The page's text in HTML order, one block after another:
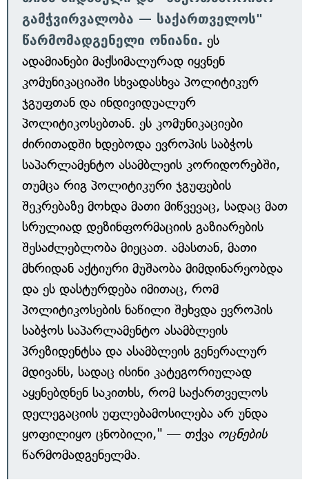
გამჭვირვალობა — საქართველოს"
წარმომადგენელი ონიანი. ეს
ადამიანები მაქსიმალურად იყვნენ
კომუნიკაციაში სხვადასხვა პოლიტიკურ
ჯგუფთან და ინდივიდუალურ
პოლიტიკოსებთან. ეს კომუნიკაციები
ძირითადში ხდებოდა ევროპის საბჭოს
საპარლამენტო ასამბლეის კორიდორებში,
თუმცა რიგ პოლიტიკური ჯგუფების
შეკრებაზე მოხდა მათი მიწვევაც, სადაც მათ
სრულიად დეზინფორმაციის გაზიარების
შესაძლებლობა მიეცათ. ამასთან, მათი
მხრიდან აქტიური მუშაობა მიმდინარეობდა
და ეს დასტურდება იმითაც, რომ
პოლიტიკოსების ნაწილი შეხვდა ევროპის
საბჭოს საპარლამენტო ასამბლეის
პრეზიდენტსა და ასამბლეის გენერალურ
მდივანს, სადაც ისინი კატეგორიულად
აყენებდნენ საკითხს, რომ საქართველოს
დელეგაციის უფლებამოსილება არ უნდა
ყოფილიყო ცნობილი," — თქვა ოცნების
წარმომადგენელმა.